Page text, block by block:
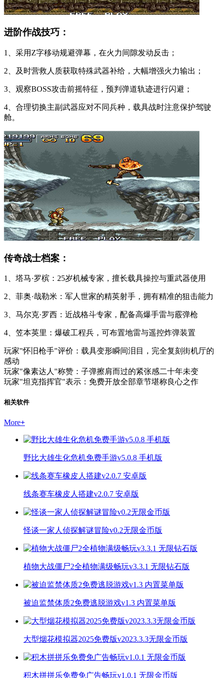
进阶作战技巧：
1、采用Z字移动规避弹幕，在火力间隙发动反击；
2、及时营救人质获取特殊武器补给，大幅增强火力输出；
3、观察BOSS攻击前摇特征，预判弹道轨迹进行闪避；
4、合理切换主副武器应对不同兵种，载具战时注意保护驾驶
舱。
传奇战士档案：
1、塔马·罗槟：25岁机械专家，擅长载具操控与重武器使用
2、菲奥·哉勒米：军人世家的精英射手，拥有精准的狙击能力
3、马尔克·罗西：近战格斗专家，配备高爆手雷与霰弹枪
4、笠本英里：爆破工程兵，可布置地雷与遥控炸弹装置
玩家"怀旧枪手"评价：载具变形瞬间泪目，完全复刻街机厅的
感动
玩家"像素达人"称赞：子弹擦肩而过的紧张感二十年未变
玩家"坦克指挥官"表示：免费开放全部章节堪称良心之作
相关软件
More+
野比大雄生化危机免费手游v5.0.8 手机版
线条赛车橡皮人搭建v2.0.7 安卓版
怪谈一家人侦探解谜冒险v0.2无限金币版
植物大战僵尸2全植物满级畅玩v3.3.1 无限钻石版
被迫监禁体质2免费逃脱游戏v1.3 内置菜单版
大型烟花模拟器2025免费版v2023.3.3无限金币版
积木拼拼乐免费免广告畅玩v1.0.1 无限金币版